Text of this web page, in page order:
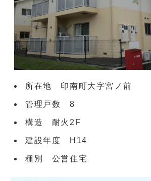
所在地 印南町大字宮ノ前
管理戸数 8
構造 耐火2F
建設年度 H14
種別 公営住宅